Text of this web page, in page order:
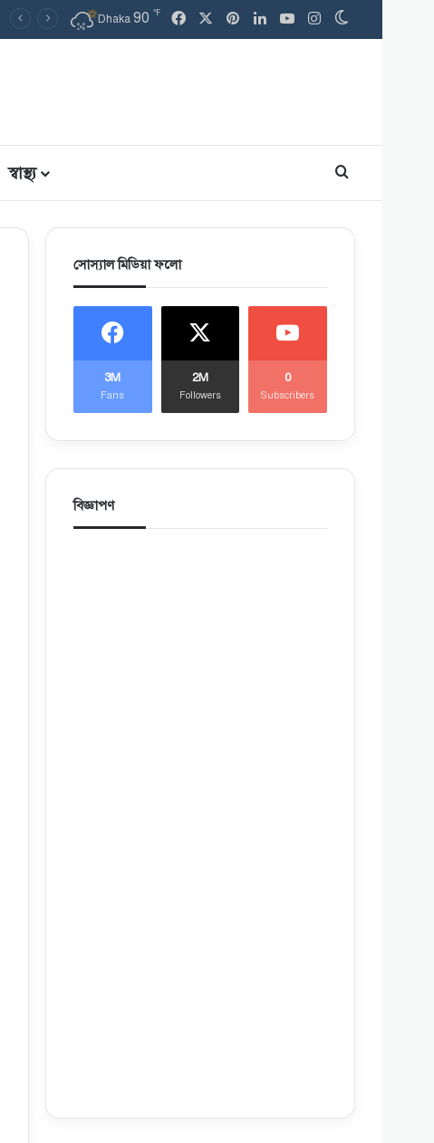
Dhaka 90 ℉ FacebookPinterest
LinkedInYouTubeInstagram
স্বাস্থ্য Search for
সোস্যাল মিডিয়া ফলো
3M
Fans
2M
Followers
0
Subscribers
বিজ্ঞাপণ